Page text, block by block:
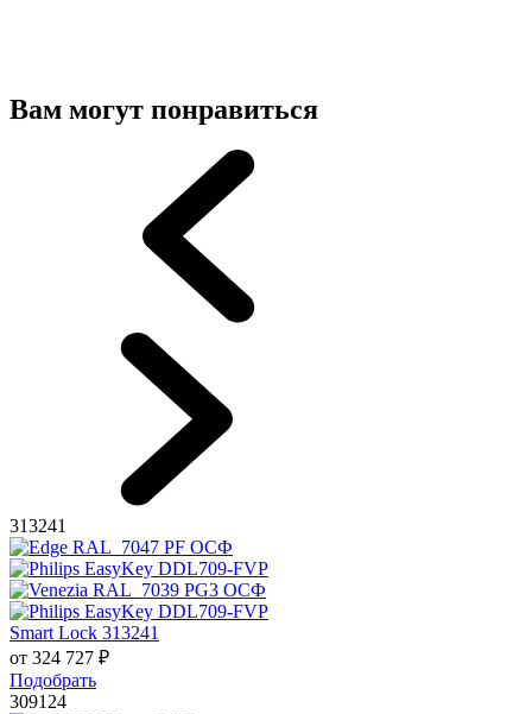
Вам могут понравиться
313241
Smart Lock 313241
от 324 727 ₽
Подобрать
309124